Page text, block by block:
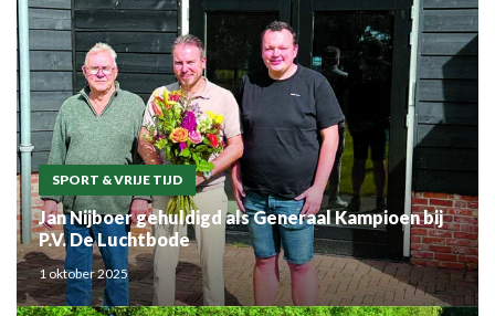
SPORT & VRIJE TIJD
Jan Nijboer gehuldigd als Generaal Kampioen bij
P.V. De Luchtbode
1 oktober 2025